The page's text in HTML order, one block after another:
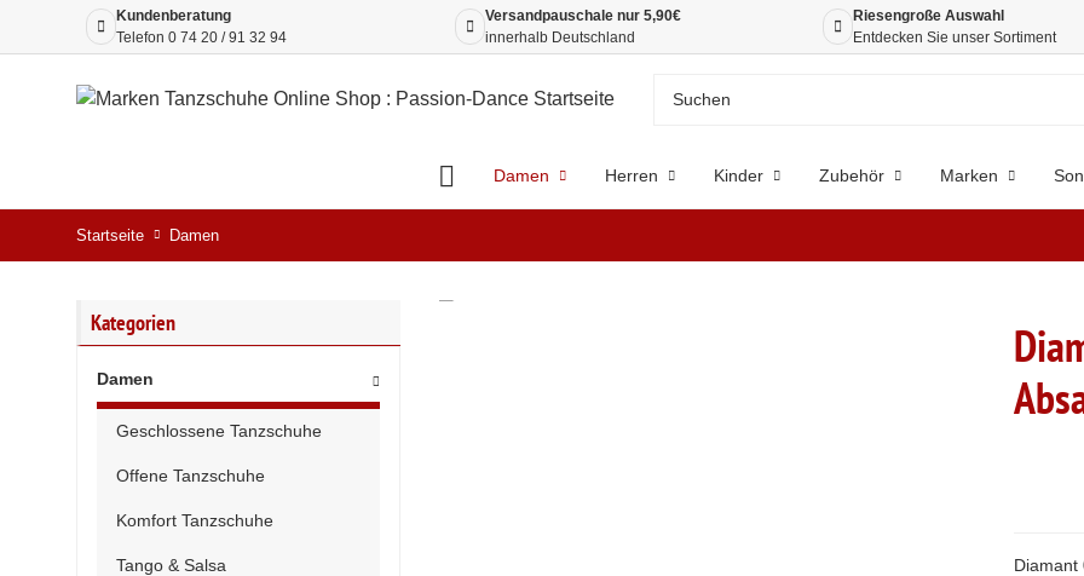
Kundenberatung
Telefon 0 74 20 / 91 32 94
Versandpauschale nur 5,90€
innerhalb Deutschland
Riesengroße Auswahl
Entdecken Sie unser Sortiment
Damen Herren Kinder Zubehör Marken
Startseite Damen
Diamant
Kategorien
Damen
Geschlossene Tanzschuhe
Offene Tanzschuhe
Komfort Tanzschuhe
Tango & Salsa